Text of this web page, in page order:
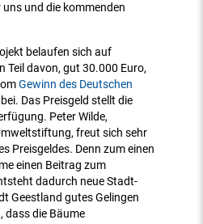
und die kommenden
belaufen sich auf
Teil davon, gut 30.000 Euro,
Gewinn des Deutschen
bei. Das Preisgeld stellt die
Peter Wilde,
freut sich sehr
Preisgeldes. Denn zum einen
einen Beitrag zum
dadurch neue Stadt-
Geestland gutes Gelingen
dass die Bäume